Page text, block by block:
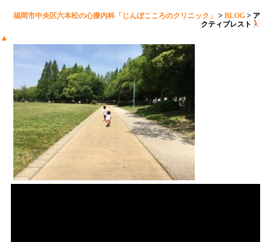
福岡市中央区六本松の心療内科「じんぼこころのクリニック」 >BLOG > ア
クティブレスト
▲